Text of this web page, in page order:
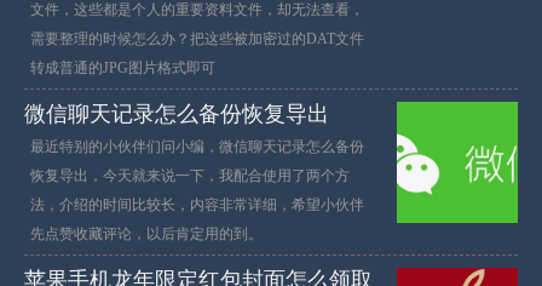
文件，这些都是个人的重要资料文件，却无法查看，
需要整理的时候怎么办？把这些被加密过的DAT文件
转成普通的JPG图片格式即可
微信聊天记录怎么备份恢复导出
最近特别的小伙伴们问小编，微信聊天记录怎么备份
恢复导出，今天就来说一下，我配合使用了两个方
法，介绍的时间比较长，内容非常详细，希望小伙伴
先点赞收藏评论，以后肯定用的到。
苹果手机龙年限定红包封面怎么领取